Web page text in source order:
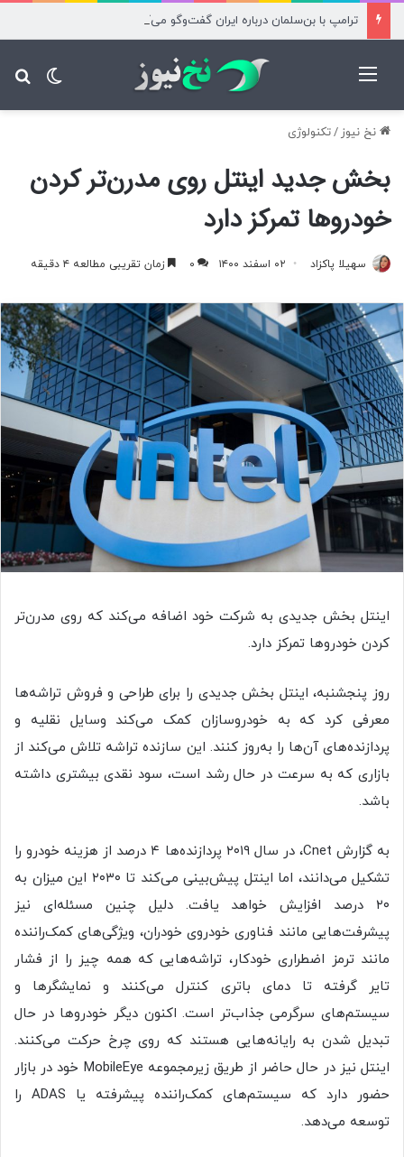
ترامپ با بن‌سلمان درباره ایران گفت‌وگو می‌کند
نخ نیوز /تکنولوژی
بخش جدید اینتل روی مدرن‌تر کردن
خودروها تمرکز دارد
سهیلا پاکزاد ۰۲ اسفند ۱۴۰۰ ۰ زمان تقریبی مطالعه ۴ دقیقه
اینتل بخش جدیدی به شرکت خود اضافه می‌کند که روی مدرن‌تر
کردن خودروها تمرکز دارد.
روز پنجشنبه، اینتل بخش جدیدی را برای طراحی و فروش تراشه‌ها
معرفی کرد که به خودروسازان کمک می‌کند وسایل نقلیه و
پردازنده‌های آن‌ها را به‌روز کنند. این سازنده تراشه تلاش می‌کند از
بازاری که به سرعت در حال رشد است، سود نقدی بیشتری داشته
باشد.
به گزارش Cnet، در سال ۲۰۱۹ پردازنده‌ها ۴ درصد از هزینه خودرو را
تشکیل می‌دانند، اما اینتل پیش‌بینی می‌کند تا ۲۰۳۰ این میزان به
۲۰ درصد افزایش خواهد یافت. دلیل چنین مسئله‌ای نیز
پیشرفت‌هایی مانند فناوری خودروی خودران، ویژگی‌های کمک‌راننده
مانند ترمز اضطراری خودکار، تراشه‌هایی که همه چیز را از فشار
تایر گرفته تا دمای باتری کنترل می‌کنند و نمایشگرها و
سیستم‌های سرگرمی جذاب‌تر است. اکنون دیگر خودروها در حال
تبدیل شدن به رایانه‌هایی هستند که روی چرخ حرکت می‌کنند.
اینتل نیز در حال حاضر از‌ طریق زیرمجموعه MobileEye خود در بازار
حضور دارد که سیستم‌های کمک‌راننده پیشرفته یا ADAS را
توسعه می‌دهد.